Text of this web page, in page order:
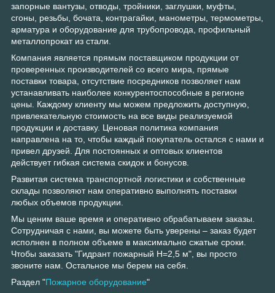
запорные вантузы, отводы, тройники, заглушки, муфты,
сгоны, резьбы, бочата, контрагайки, манометры, термометры,
арматура и оборудование для трубопровода, профильный
металлопрокат из стали.
Компания является прямым поставщиком продукции от
проверенных производителей со всего мира, прямые
поставки товара, отсутствие посредников позволяет нам
устанавливать наиболее конкурентоспособные в регионе
цены. Каждому клиенту мы можем предложить доступную,
привлекательную стоимость на все виды реализуемой
продукции и доставку. Ценовая политика компания
направлена на то, чтобы каждый покупатель остался с нами и
привел друзей. Для постоянных и оптовых клиентов
действует гибкая система скидок и бонусов.
Развитая система транспортной логистики и собственные
склады позволяют нам оперативно выполнять поставки
любых объемов продукции.
Мы ценим ваше время и оперативно обрабатываем заказы.
Сотрудничая с нами, вы можете быть уверены – заказ будет
исполнен в полном объеме в максимально сжатые сроки.
Чтобы заказать "Гидрант пожарный H=2,5 м", вы просто
звоните нам. Остальное мы берем на себя.
Раздел "Пожарное оборудование"